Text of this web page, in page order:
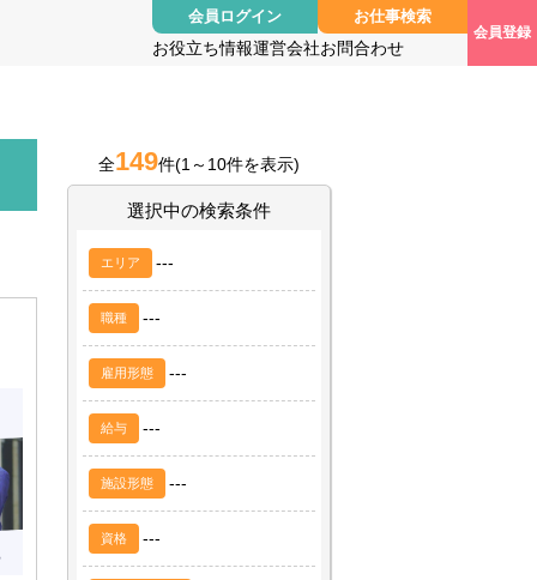
会員ログイン お仕事検索
お役立ち情報運営会社お問合わせ
会員登録
全149件(1～10件を表示)
選択中の検索条件
エリア ---
職種 ---
雇用形態 ---
給与 ---
施設形態 ---
資格 ---